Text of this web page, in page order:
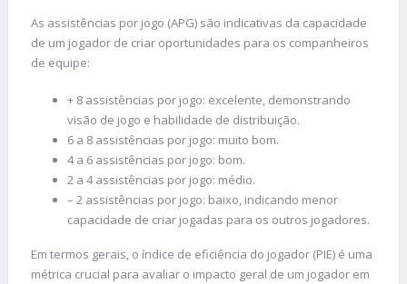
As assistências por jogo (APG) são indicativas da capacidade
de um jogador de criar oportunidades para os companheiros
de equipe:
+ 8 assistências por jogo: excelente, demonstrando
visão de jogo e habilidade de distribuição.
6 a 8 assistências por jogo: muito bom.
4 a 6 assistências por jogo: bom.
2 a 4 assistências por jogo: médio.
– 2 assistências por jogo: baixo, indicando menor
capacidade de criar jogadas para os outros jogadores.
Em termos gerais, o índice de eficiência do jogador (PIE) é uma
métrica crucial para avaliar o impacto geral de um jogador em